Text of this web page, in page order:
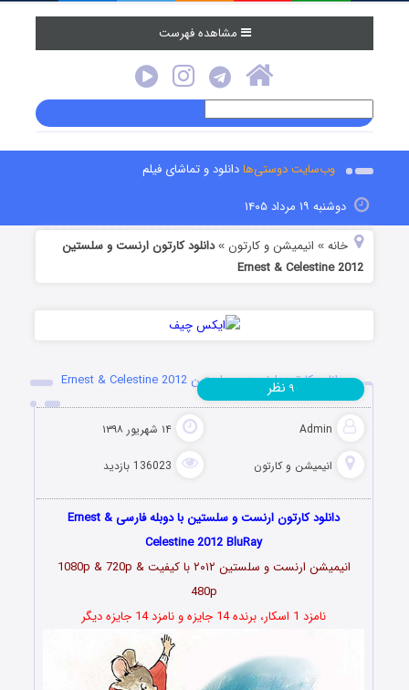
مشاهده فهرست
وب‌سایت دوستی‌هادانلود و تماشای فیلم
دوشنبه ۱۹ مرداد ۱۴۰۵
خانه » انیمیشن و کارتون »دانلود کارتون ارنست و سلستین
Ernest & Celestine 2012
دانلود کارتون ارنست و سلستین Ernest & Celestine 2012
Admin ۱۴ شهریور ۱۳۹۸
انیمیشن و کارتون 136023 بازدید
۹ نظر
دانلود کارتون ارنست و سلستین با دوبله فارسی Ernest &
Celestine 2012 BluRay
انیمیشن ارنست و سلستین ۲۰۱۲
با کیفیت 1080p & 720p &
480p
نامزد 1 اسکار، برنده 14 جایزه و نامزد 14 جایزه دیگر